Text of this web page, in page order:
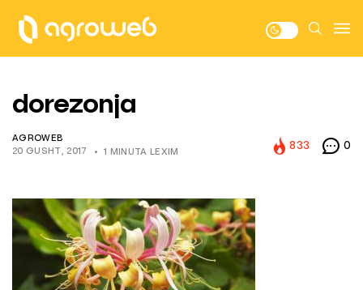
dorezonja
AGROWEB
20 GUSHT, 2017
1 MINUTA LEXIM
833 0